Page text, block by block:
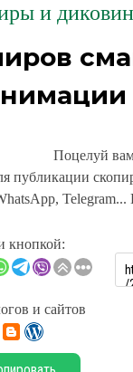
и
Поцелуй
публикации
Telegram...
кнопкой:
и сайтов